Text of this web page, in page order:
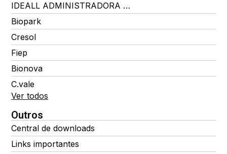
IDEALL ADMINISTRADORA DE BENEFÍCIOS
Biopark
Cresol
Fiep
Bionova
C.vale
Ver todos
Outros
Central de downloads
Links importantes